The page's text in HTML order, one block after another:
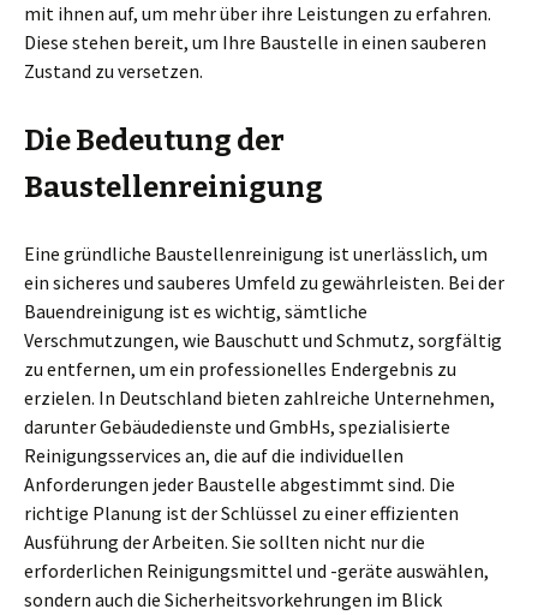
mit ihnen auf, um mehr über ihre Leistungen zu erfahren.
Diese stehen bereit, um Ihre Baustelle in einen sauberen
Zustand zu versetzen.
Die Bedeutung der
Baustellenreinigung
Eine gründliche Baustellenreinigung ist unerlässlich, um
ein sicheres und sauberes Umfeld zu gewährleisten. Bei der
Bauendreinigung ist es wichtig, sämtliche
Verschmutzungen, wie Bauschutt und Schmutz, sorgfältig
zu entfernen, um ein professionelles Endergebnis zu
erzielen. In Deutschland bieten zahlreiche Unternehmen,
darunter Gebäudedienste und GmbHs, spezialisierte
Reinigungsservices an, die auf die individuellen
Anforderungen jeder Baustelle abgestimmt sind. Die
richtige Planung ist der Schlüssel zu einer effizienten
Ausführung der Arbeiten. Sie sollten nicht nur die
erforderlichen Reinigungsmittel und -geräte auswählen,
sondern auch die Sicherheitsvorkehrungen im Blick